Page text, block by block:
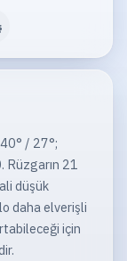
/ 27°;
Rüzgarın 21
düşük
daha elverişli
için